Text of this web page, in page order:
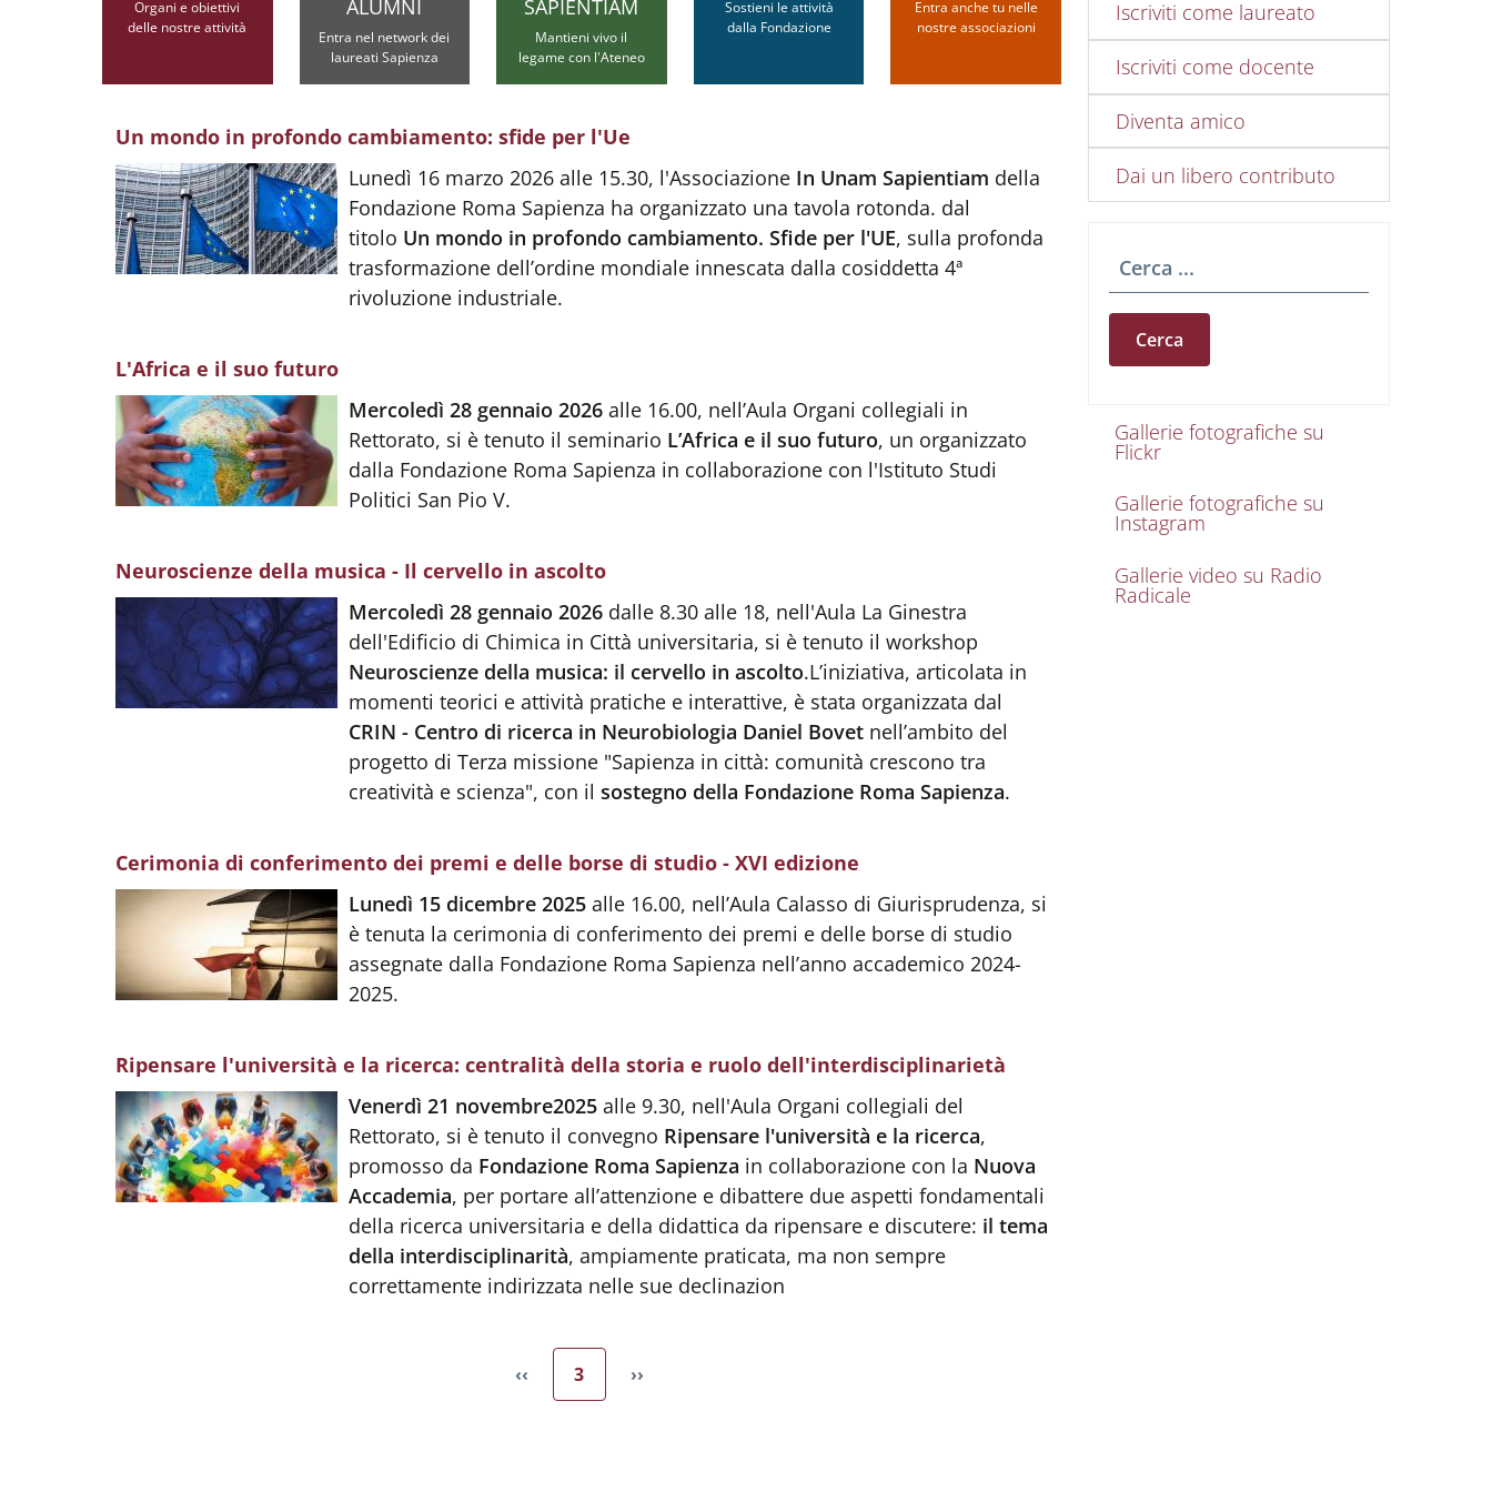
Organi e obiettivi
delle nostre attività
ALUMNI
Entra nel network dei
laureati Sapienza
SAPIENTIAM
Mantieni vivo il
legame con l'Ateneo
Sostieni le attività
dalla Fondazione
Entra anche tu nelle
nostre associazioni
Un mondo in profondo cambiamento: sfide per l'Ue
Body:
Lunedì 16 marzo 2026 alle 15.30, l'Associazione In Unam Sapientiam della
Fondazione Roma Sapienza ha organizzato una tavola rotonda. dal
titolo Un mondo in profondo cambiamento. Sfide per l'UE, sulla profonda
trasformazione dell’ordine mondiale innescata dalla cosiddetta 4ª
rivoluzione industriale.
L'Africa e il suo futuro
Body:
Mercoledì 28 gennaio 2026 alle 16.00, nell’Aula Organi collegiali in
Rettorato, si è tenuto il seminario L’Africa e il suo futuro, un organizzato
dalla Fondazione Roma Sapienza in collaborazione con l'Istituto Studi
Politici San Pio V.
Neuroscienze della musica - Il cervello in ascolto
Body:
Mercoledì 28 gennaio 2026 dalle 8.30 alle 18, nell'Aula La Ginestra
dell'Edificio di Chimica in Città universitaria, si è tenuto il workshop
Neuroscienze della musica: il cervello in ascolto.L’iniziativa, articolata in
momenti teorici e attività pratiche e interattive, è stata organizzata dal
CRIN - Centro di ricerca in Neurobiologia Daniel Bovet nell’ambito del
progetto di Terza missione "Sapienza in città: comunità crescono tra
creatività e scienza", con il sostegno della Fondazione Roma Sapienza.
Cerimonia di conferimento dei premi e delle borse di studio - XVI edizione
Body:
Lunedì 15 dicembre 2025 alle 16.00, nell’Aula Calasso di Giurisprudenza, si
è tenuta la cerimonia di conferimento dei premi e delle borse di studio
assegnate dalla Fondazione Roma Sapienza nell’anno accademico 2024-
2025.
Ripensare l'università e la ricerca: centralità della storia e ruolo dell'interdisciplinarietà
Body:
Venerdì 21 novembre2025 alle 9.30, nell'Aula Organi collegiali del
Rettorato, si è tenuto il convegno Ripensare l'università e la ricerca,
promosso da Fondazione Roma Sapienza in collaborazione con la Nuova
Accademia, per portare all’attenzione e dibattere due aspetti fondamentali
della ricerca universitaria e della didattica da ripensare e discutere: il tema
della interdisciplinarità, ampiamente praticata, ma non sempre
correttamente indirizzata nelle sue declinazion
Pagina precedente
‹‹ Pagina attuale
3 Pagina successiva
››
Iscriviti come laureato
Iscriviti come docente
Diventa amico
Dai un libero contributo
Cerca
Gallerie foto e
Gallerie fotografiche su
Flickr
Gallerie fotografiche su
Instagram
Gallerie video su Radio
Radicale